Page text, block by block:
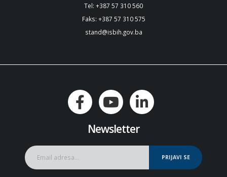
Tel: +387 57 310 560
Faks: +387 57 310 575
stand@isbih.gov.ba
Newsletter
PRIJAVI SE